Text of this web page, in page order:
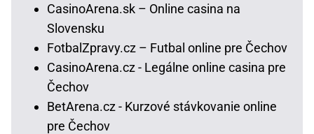
CasinoArena.sk – Online casina na
Slovensku
FotbalZpravy.cz – Futbal online pre Čechov
CasinoArena.cz - Legálne online casina pre
Čechov
BetArena.cz - Kurzové stávkovanie online
pre Čechov